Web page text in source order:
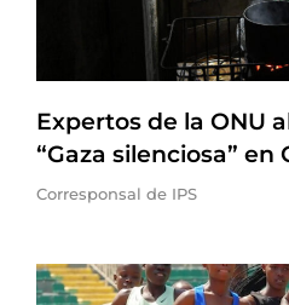
Expertos de la ONU
“Gaza silenciosa” en
Corresponsal de IPS